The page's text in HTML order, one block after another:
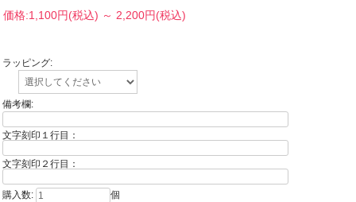
価格:1,100円(税込) ～ 2,200円(税込)
ラッピング:
備考欄:
文字刻印１行目：
文字刻印２行目：
購入数: 個